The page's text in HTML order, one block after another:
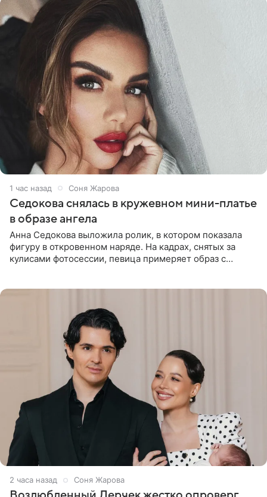
1 час назад Соня Жарова
Седокова снялась в кружевном мини-платье
в образе ангела
Анна Седокова выложила ролик, в котором показала
фигуру в откровенном наряде. На кадрах, снятых за
кулисами фотосессии, певица примеряет образ с
2 часа назад Соня Жарова